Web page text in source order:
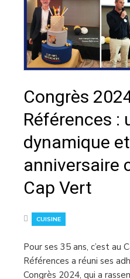
Congrès
Références :
dynamique
anniversaire
Cap Vert
CUISINE
Pour ses 35 ans, c’est au
Références a réuni ses
Congrès 2024, qui a